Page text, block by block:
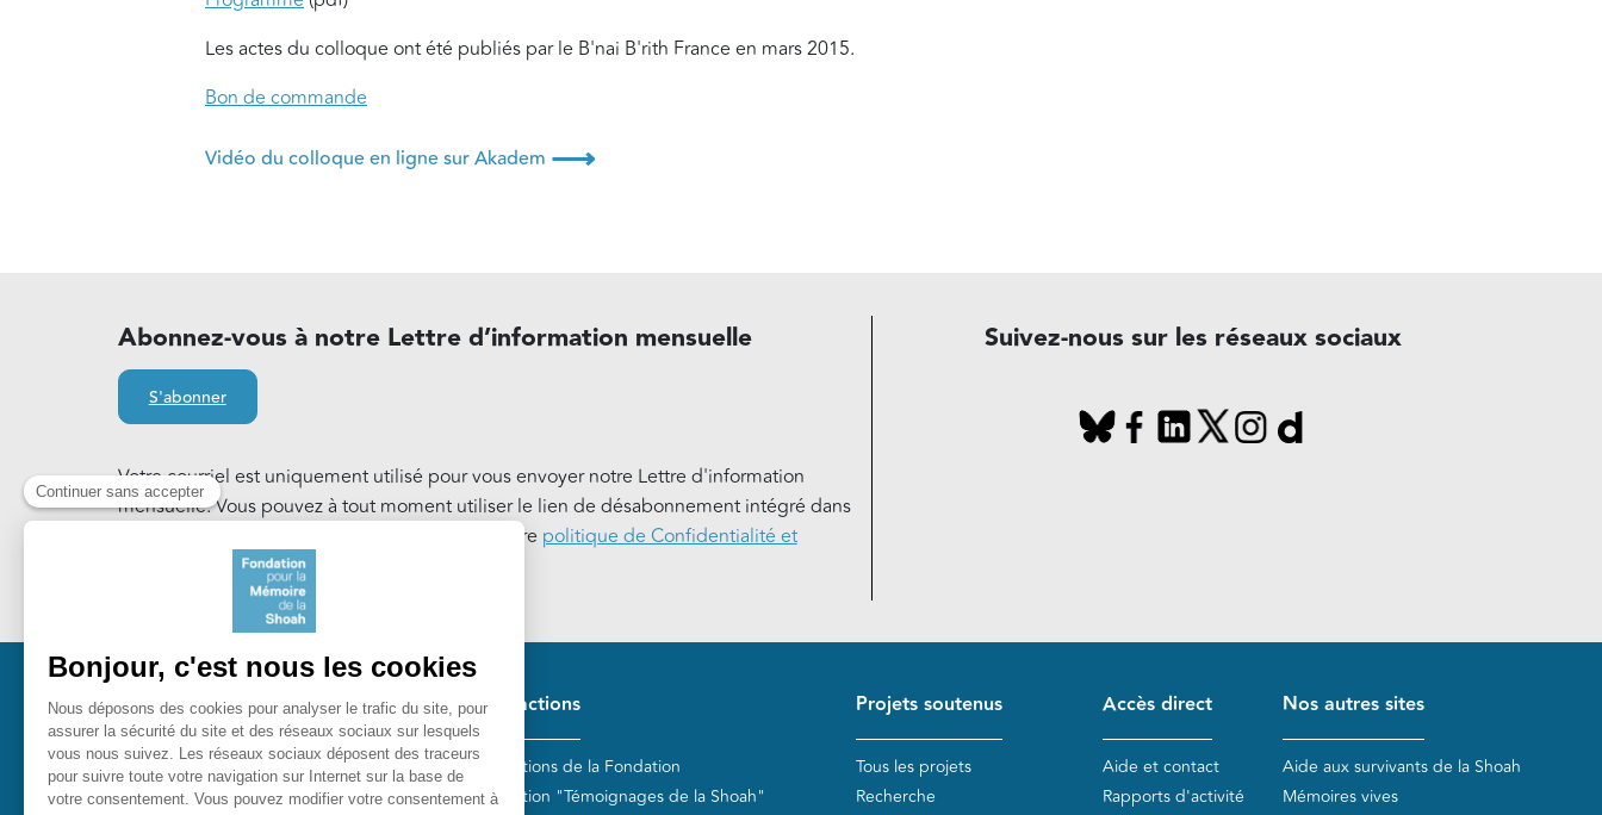
Les actes du colloque ont été publiés par le B'nai B'rith France en mars 2015.
Bon de commande
Vidéo du colloque en ligne sur Akadem ⟶
Abonnez-vous à notre Lettre d’information mensuelle
S'abonner
Votre courriel est uniquement utilisé pour vous envoyer notre Lettre d'information
mensuelle. Vous pouvez à tout moment utiliser le lien de désabonnement intégré dans
notre Lettre d'information. En savoir plus sur notre politique de Confidentialité et
Suivez-nous sur les réseaux sociaux
Fondation pour la Mémoire de la
Pied de page
Nos actions
Les actions de la Fondation
Collection "Témoignages de la Shoah"
Projets soutenus
Tous les projets
Recherche
Accès direct
Aide et contact
Rapports d'activité
Nos autres sites
Aide aux survivants de la Shoah
Mémoires vives